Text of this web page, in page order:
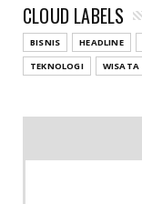
CLOUD LABELS
BISNIS HEADLINE
TEKNOLOGI
WISATA